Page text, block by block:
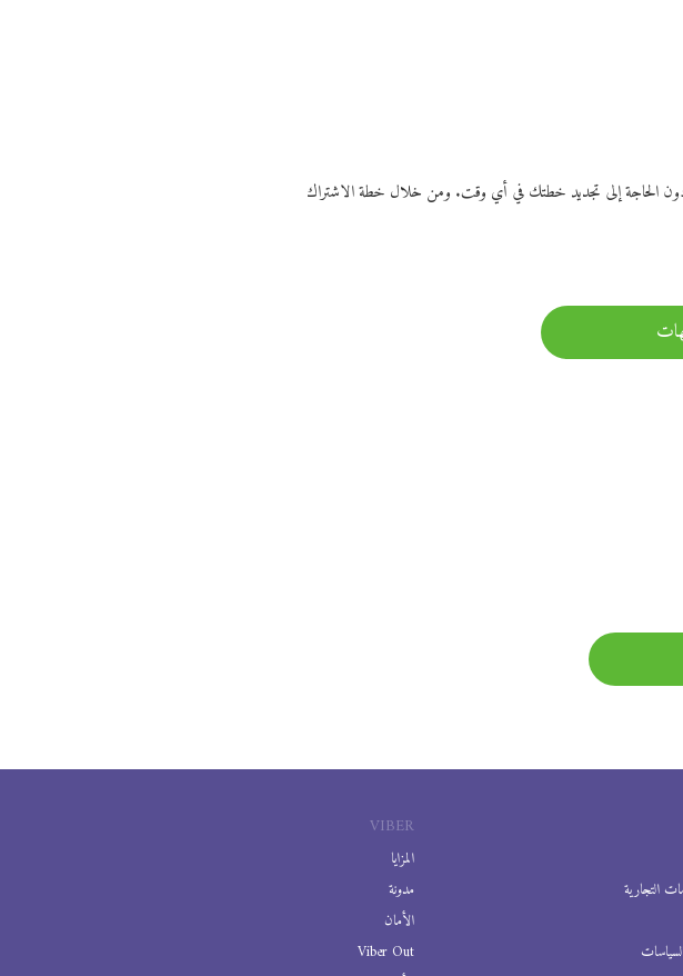
دون الحاجة إلى تجديد خطتك في أي وقت. ومن خلال خطة الاشتراك
VIBER
المزايا
مدونة
الأمان
Viber Out
التجارية